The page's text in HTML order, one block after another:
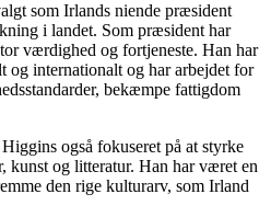
som Irlands niende præsident
i landet. Som præsident har
værdighed og fortjeneste. Han har
og internationalt og har arbejdet for
bekæmpe fattigdom
også fokuseret på at styrke
kunst og litteratur. Han har været en
den rige kulturarv, som Irland